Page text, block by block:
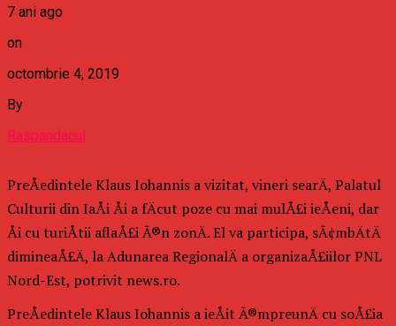
7 ani ago
on
octombrie 4, 2019
By
Raspandacul
PreÅedintele Klaus Iohannis a vizitat, vineri searÄ, Palatul
Culturii din IaÅi Åi a fÄcut poze cu mai mulÅ£i ieÅeni, dar
Åi cu turiÅtii aflaÅ£i Ã®n zonÄ. El va participa, sÃ¢mbÄtÄ
dimineaÅ£Ä, la Adunarea RegionalÄ a organizaÅ£iilor PNL
Nord-Est, potrivit news.ro.
PreÅedintele Klaus Iohannis a ieÅit Ã®mpreunÄ cu soÅ£ia